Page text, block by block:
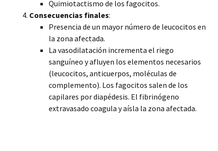
Quimiotactismo de los fagocitos.
Consecuencias finales:
Presencia de un mayor número de leucocitos en
la zona afectada.
La vasodilatación incrementa el riego
sanguíneo y afluyen los elementos necesarios
(leucocitos, anticuerpos, moléculas de
complemento). Los fagocitos salen de los
capilares por diapédesis. El fibrinógeno
extravasado coagula y aísla la zona afectada.